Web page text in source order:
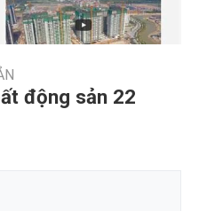
động sản 22